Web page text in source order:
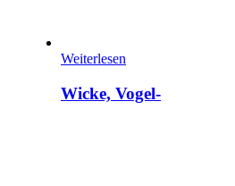
Weiterlesen
Wicke, Vogel-